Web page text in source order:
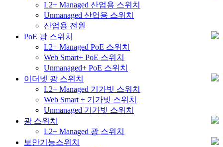
L2+ Managed 산업용 스위치
Unmanaged 산업용 스위치
산업용 전원
PoE 광 스위치
L2+ Managed PoE 스위치
Web Smart+ PoE 스위치
Unmanaged+ PoE 스위치
이더넷 광 스위치
L2+ Managed 기가빗 스위치
Web Smart + 기가빗 스위치
Unmanaged 기가빗 스위치
광 스위치
L2+ Managed 광 스위치
보안기능스위치